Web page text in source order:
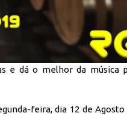
e dá o melhor da música
feira, dia 12 de Agosto